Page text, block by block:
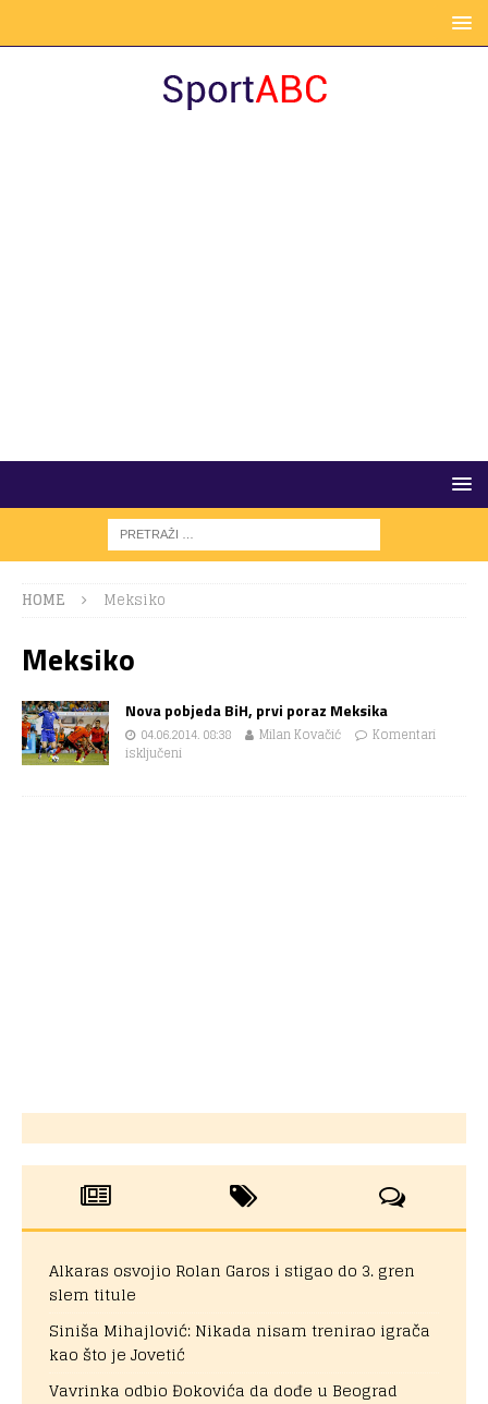
HOME Meksiko
Meksiko
Nova pobjeda BiH, prvi poraz Meksika
04.06.2014. 08:38 Milan Kovačić
Komentari
isključeni
Alkaras osvojio Rolan Garos i stigao do 3. gren
slem titule
Siniša Mihajlović: Nikada nisam trenirao igrača
kao što je Jovetić
Vavrinka odbio Đokovića da dođe u Beograd